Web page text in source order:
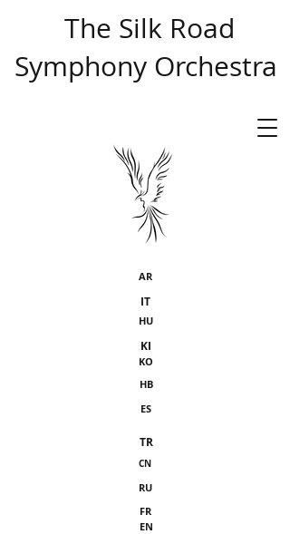
​ The Silk Road
Symphony Orchestra
TR
CN
RU
AR
IT
HU
KI
KO
HB
ES
FR
EN